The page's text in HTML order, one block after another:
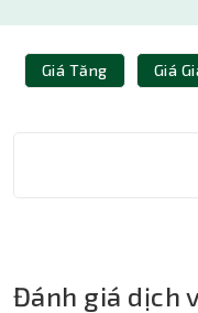
Giá Tăng Giá
Đánh giá dịch